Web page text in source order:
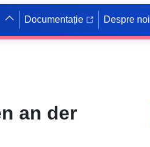
Documentație Despre noi
an der